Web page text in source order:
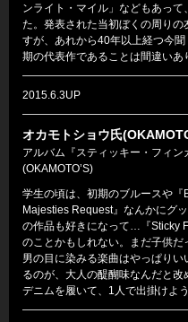
ンライト・マイル」などもあっ
た。発表された当初ぼくの周り
すが、あれから40年以上経つ今
期の代表作であることは間違いあ
2015.6.3UP
オカモトショウ氏
アルバム『スティッキー・フィ
(OKAMOTO’S)
学生の頃は、初期のブルースや
Majesties Request』なんかにグ
の作品も好きになって…『Sticky
のことかもしれない。まだ子供だ
男の目に染みる楽曲はやっぱり
るのが、大人の醍醐味なんだと改
デニムを履いて、1人で出掛けよ